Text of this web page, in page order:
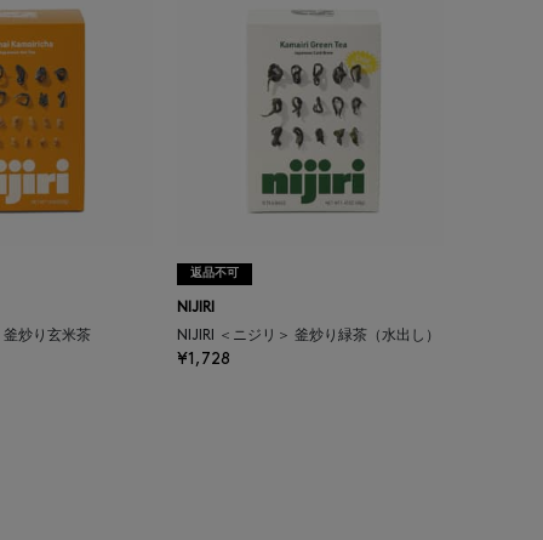
釜炒り玄米茶
返品不可
NIJIRI
NIJIRI ＜ニジリ＞ 釜炒り緑茶（水出し）
¥1,728